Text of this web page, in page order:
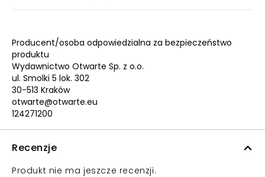
Producent/osoba odpowiedzialna za bezpieczeństwo
produktu
Wydawnictwo Otwarte Sp. z o.o.
ul. Smolki 5 lok. 302
30-513 Kraków
otwarte@otwarte.eu
124271200
Recenzje
Produkt nie ma jeszcze recenzji.